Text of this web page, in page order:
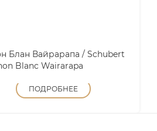
Блан Вайрарапа / Schubert
Blanc Wairarapa
ПОДРОБНЕЕ